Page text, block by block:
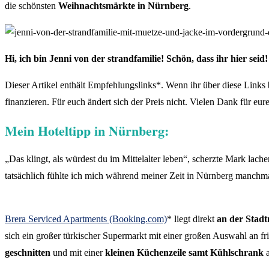
die schönsten Weihnachtsmärkte in Nürnberg.
Hi, ich bin Jenni von der strandfamilie! Schön, dass ihr hier
Dieser Artikel enthält Empfehlungslinks*. Wenn ihr über diese
finanzieren. Für euch ändert sich der Preis nicht. Vielen Dank für
Mein Hoteltipp in Nürnberg:
„Das klingt, als würdest du im Mittelalter leben“, scherzte Mark
tatsächlich fühlte ich mich während meiner Zeit in Nürnberg
Brera Serviced Apartments (Booking.com)* liegt direkt an der
sich ein großer türkischer Supermarkt mit einer großen Auswahl an
geschnitten und mit einerkleinen Küchenzeile samt Kühlschrank